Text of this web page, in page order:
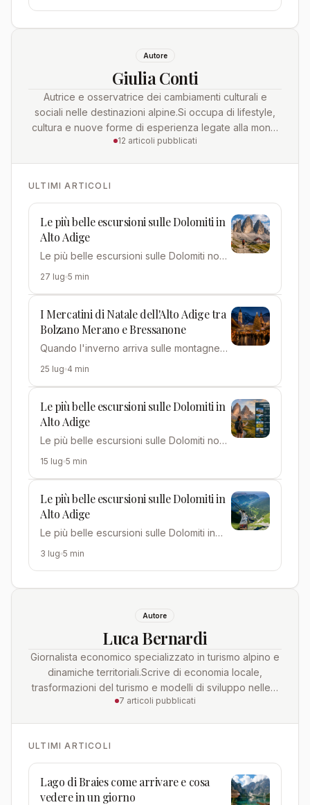
Autore
Giulia Conti
Autrice e osservatrice dei cambiamenti culturali e
sociali nelle destinazioni alpine.Si occupa di lifestyle,
cultura e nuove forme di esperienza legate alla mon…
12 articoli pubblicati
ULTIMI ARTICOLI
Le più belle escursioni sulle Dolomiti in
Alto Adige
Le più belle escursioni sulle Dolomiti non
alpinistica: bastano gambe…
27 lug 5 min
I Mercatini di Natale dell'Alto Adige tra
Bolzano Merano e Bressanone
Quando l'inverno arriva sulle montagne
una delle mete…
25 lug 4 min
Le più belle escursioni sulle Dolomiti in
Alto Adige
Le più belle escursioni sulle Dolomiti non
molti dei sentie…
15 lug 5 min
Le più belle escursioni sulle Dolomiti in
Alto Adige
Le più belle escursioni sulle Dolomiti in
da cartolina: sono l…
3 lug 5 min
Autore
Luca Bernardi
Giornalista economico specializzato in turismo alpino e
dinamiche territoriali.Scrive di economia locale,
trasformazioni del turismo e modelli di sviluppo nelle…
7 articoli pubblicati
ULTIMI ARTICOLI
Lago di Braies come arrivare e cosa
vedere in un giorno